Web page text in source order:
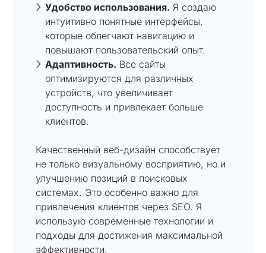
Удобство использования. Я создаю
интуитивно понятные интерфейсы,
которые облегчают навигацию и
повышают пользовательский опыт.
Адаптивность. Все сайты
оптимизируются для различных
устройств, что увеличивает
доступность и привлекает больше
клиентов.
Качественный веб-дизайн способствует
не только визуальному восприятию, но и
улучшению позиций в поисковых
системах. Это особенно важно для
привлечения клиентов через SEO. Я
использую современные технологии и
подходы для достижения максимальной
эффективности.